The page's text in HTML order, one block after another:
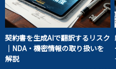
契約書を生成AIで翻訳するリスク
｜NDA・機密情報の取り扱いを
解説